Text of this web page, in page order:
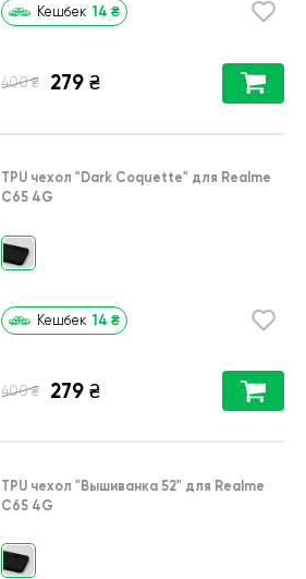
Кешбек 14 ₴
400 ₴ 279 ₴
TPU чехол "Dark Coquette" для Realme
C65 4G
Кешбек 14 ₴
400 ₴ 279 ₴
TPU чехол "Вышиванка 52" для Realme
C65 4G